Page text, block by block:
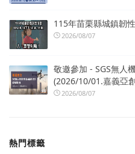
115年苗栗縣城鎮韌
2026/08/07
敬邀參加 - SGS無人
(2026/10/01.嘉義亞
2026/08/07
熱門標籤